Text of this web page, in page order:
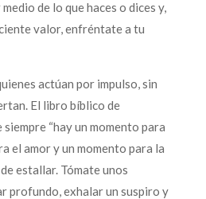
de lo que haces o dices y,
valor, enfréntate a tu
actúan por impulso, sin
El libro bíblico de
“hay un momento para
el amor y un momento para la
estallar. Tómate unos
profundo, exhalar un suspiro y